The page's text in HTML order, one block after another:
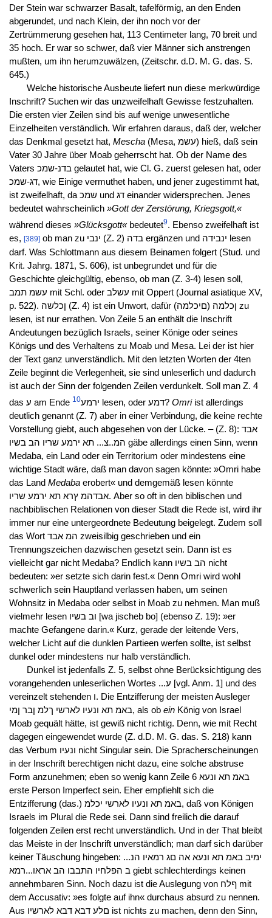
Der Stein war schwarzer Basalt, tafelförmig, an den Enden
abgerundet, und nach Klein, der ihn noch vor der
Zertrümmerung gesehen hat, 113 Centimeter lang, 70 breit und
35 hoch. Er war so schwer, daß vier Männer sich anstrengen
mußten, um ihn herumzuwälzen, (Zeitschr. d.D. M. G. das. S.
645.)
Welche historische Ausbeute liefert nun diese merkwürdige
Inschrift? Suchen wir das unzweifelhaft Gewisse festzuhalten.
Die ersten vier Zeilen sind bis auf wenige unwesentliche
Einzelheiten verständlich. Wir erfahren daraus, daß der, welcher
das Denkmal gesetzt hat, Mescha(Mesa, עשמ) hieß, daß sein
Vater 30 Jahre über Moab geherrscht hat. Ob der Name des
Vaters בדנ-שמכ gelautet hat, wie Cl. G. zuerst gelesen hat, oder
דג-שמכ, wie Einige vermuthet haben, und jener zugestimmt hat,
ist zweifelhaft, da שמכ und דג einander widersprechen. Jenes
bedeutet wahrscheinlich »Gott der Zerstörung, Kriegsgott,«
während dieses »Glücksgott«bedeutet9. Ebenso zweifelhaft ist
es, [389]ob man zu ינבי (Z. 2) בדה ergänzen und ינבידה lesen
darf. Was Schlottmann aus diesem Beinamen folgert (Stud. und
Krit. Jahrg. 1871, S. 606), ist unbegrundet und für die
Geschichte gleichgültig, ebenso, ob man (Z. 3-4) lesen soll,
עשמ תמב mit Schl. oder עשלב mit Oppert (Journal asiatique XV,
p. 522). ןכלשה (Z. 4) ist ein Unwort, dafür ןכלמה (םיכלמה) zu
lesen, ist nur errathen. Von Zeile 5 an enthält die Inschrift
Andeutungen bezüglich Israels, seiner Könige oder seines
Königs und des Verhaltens zu Moab und Mesa. Lei der ist hier
der Text ganz unverständlich. Mit den letzten Worten der 4ten
Zeile beginnt die Verlegenheit, sie sind unleserlich und dadurch
ist auch der Sinn der folgenden Zeilen verdunkelt. Soll man Z. 4
das ע am Ende ירמע10 lesen, oder דמע? Omriist allerdings
deutlich genannt (Z. 7) aber in einer Verbindung, die keine rechte
Vorstellung giebt, auch abgesehen von der Lücke. – (Z. 8): אבד
המ..צ... תא ירמע שריו הב בשיו gäbe allerdings einen Sinn, wenn
Medaba, ein Land oder ein Territorium oder mindestens eine
wichtige Stadt wäre, daß man davon sagen könnte: »Omri habe
das Land Medabaerobert« und demgemäß lesen könnte
אבדהמ ץרא תא ירמע שריו. Aber so oft in den biblischen und
nachbiblischen Relationen von dieser Stadt die Rede ist, wird ihr
immer nur eine untergeordnete Bedeutung beigelegt. Zudem soll
das Wort המ אבד zweisilbig geschrieben und ein
Trennungszeichen dazwischen gesetzt sein. Dann ist es
vielleicht gar nicht Medaba? Endlich kann הב בשיו nicht
bedeuten: »er setzte sich darin fest.« Denn Omri wird wohl
schwerlich sein Hauptland verlassen haben, um seinen
Wohnsitz in Medaba oder selbst in Moab zu nehmen. Man muß
vielmehr lesen וב בשיו [wa jischeb bo] (ebenso Z. 19): »er
machte Gefangene darin.« Kurz, gerade der leitende Vers,
welcher Licht auf die dunklen Partieen werfen sollte, ist selbst
dunkel oder mindestens nur halb verständlich.
Dunkel ist jedenfalls Z. 5, selbst ohne Berücksichtigung des
vorangehenden unleserlichen Wortes ...ע [vgl. Anm. 1] und des
vereinzelt stehenden ו. Die Entzifferung der meisten Ausleger
באמ תא ונעיו לארשי ךלמ ןבר ןמי, als ob einKönig von Israel
Moab gequält hätte, ist gewiß nicht richtig. Denn, wie mit Recht
dagegen eingewendet wurde (Z. d.D. M. G. das. S. 218) kann
das Verbum ונעיו nicht Singular sein. Die Spracherscheinungen
in der Inschrift berechtigen nicht dazu, eine solche abstruse
Form anzunehmen; eben so wenig kann Zeile 6 באמ תא ונעא
erste Person Imperfect sein. Eher empfiehlt sich die
Entzifferung (das.) באמ תא ונעיו לארשי יכלמ, daß von Königen
Israels im Plural die Rede sei. Dann sind freilich die darauf
folgenden Zeilen erst recht unverständlich. Und in der That bleibt
das Meiste in der Inschrift unverständlich; man darf sich darüber
keiner Täuschung hingeben: ימיב באמ תא ונעא אה םג רמאיו הנ...
ב הפלחיו התבבו הב אראו...רמא giebt schlechterdings keinen
annehmbaren Sinn. Noch dazu ist die Auslegung von ףלח mit
dem Accusativ: »es folgte auf ihn« durchaus absurd zu nennen.
Aus םלע דבא דבא לארשיו ist nichts zu machen, denn den Sinn,